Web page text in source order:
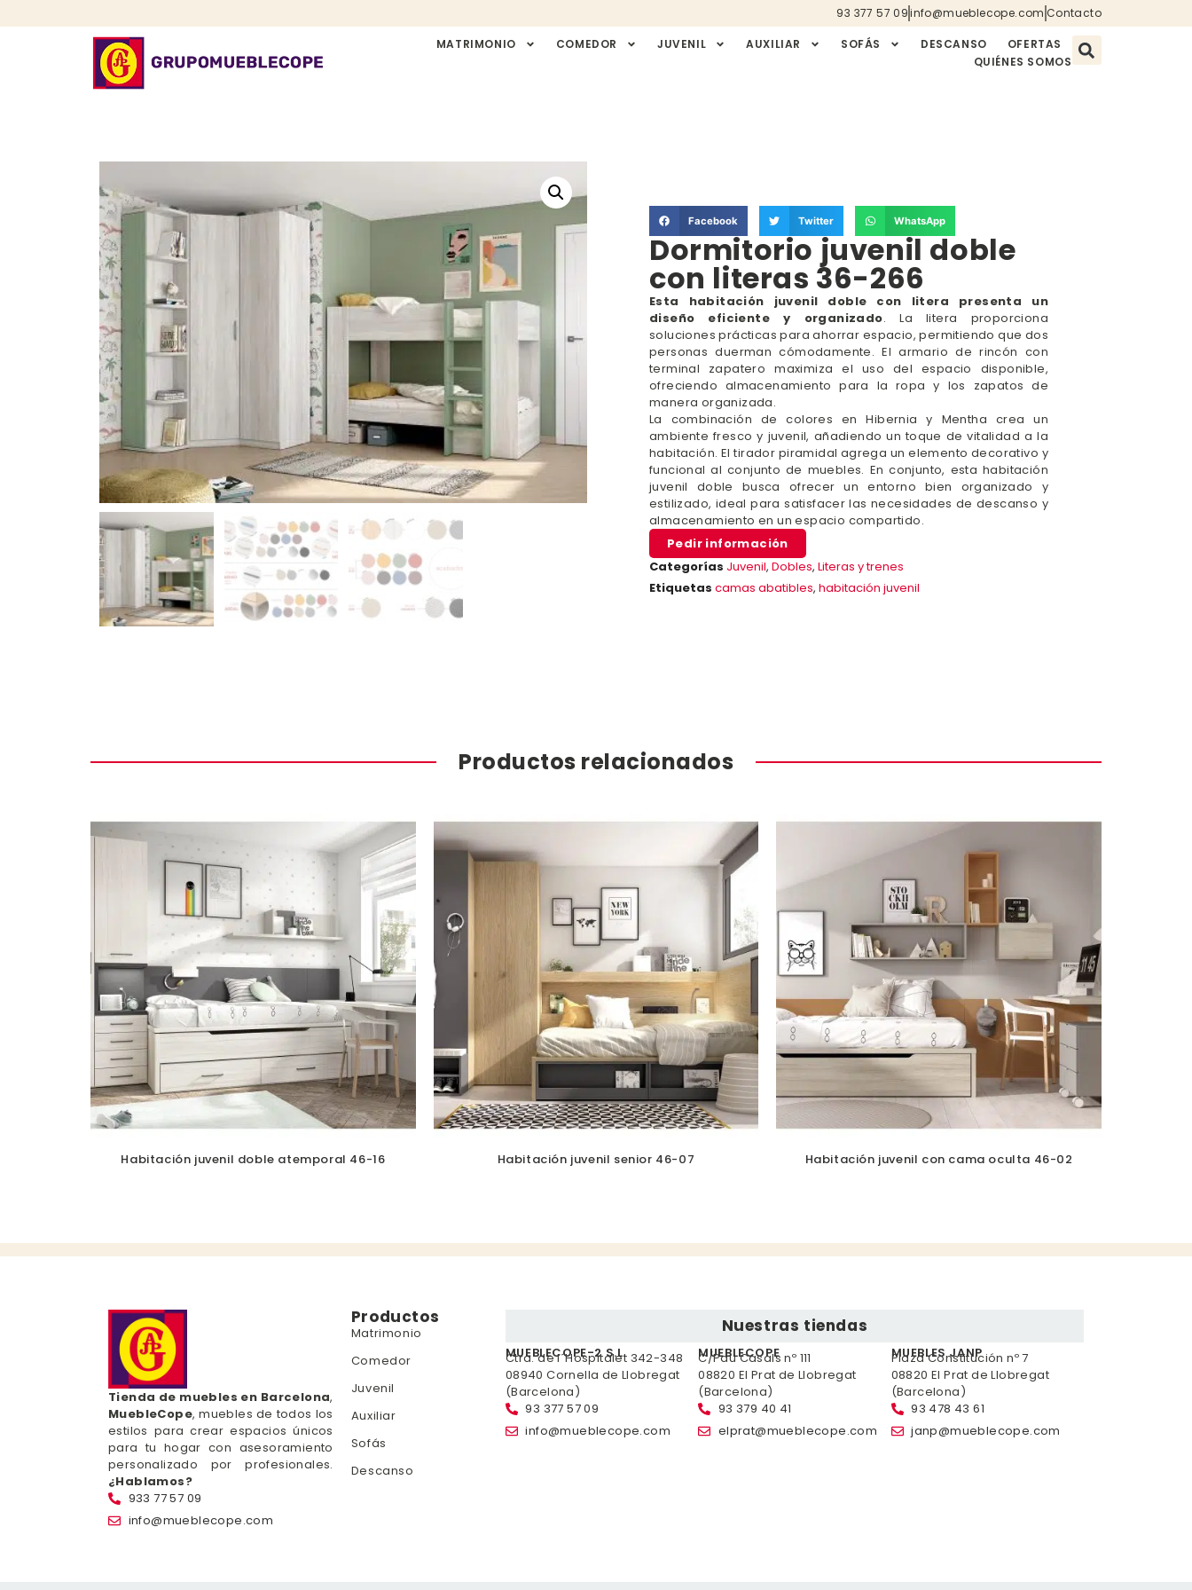
93 377 57 09info@mueblecope.com Contacto
MATRIMONIO COMEDOR JUVENIL AUXILIAR SOFÁS DESCANSO
OFERTAS
QUIÉNES SOMOS
Facebook Twitter WhatsApp
Dormitorio juvenil doble
con literas 36-266
Esta habitación juvenil doble con litera presenta un
diseño eficiente y organizado. La litera proporciona
soluciones prácticas para ahorrar espacio, permitiendo que dos
personas duerman cómodamente. El armario de rincón con
terminal zapatero maximiza el uso del espacio disponible,
ofreciendo almacenamiento para la ropa y los zapatos de
manera organizada.
La combinación de colores en Hibernia y Mentha crea un
ambiente fresco y juvenil, añadiendo un toque de vitalidad a la
habitación. El tirador piramidal agrega un elemento decorativo y
funcional al conjunto de muebles. En conjunto, esta habitación
juvenil doble busca ofrecer un entorno bien organizado y
estilizado, ideal para satisfacer las necesidades de descanso y
almacenamiento en un espacio compartido.
Pedir información
Categorías Juvenil, Dobles, Literas y trenes
Etiquetas camas abatibles, habitación juvenil
Productos relacionados
Habitación juvenil doble atemporal 46-16 Habitación juvenil senior 46-07 Habitación juvenil con cama oculta 46-02
Tienda de muebles en Barcelona,
MuebleCope, muebles de todos los
estilos para crear espacios únicos
para tu hogar con asesoramiento
personalizado por profesionales.
¿Hablamos?
933 77 57 09
info@mueblecope.com
Productos
Matrimonio
Comedor
Juvenil
Auxiliar
Sofás
Descanso
Nuestras tiendas
MUEBLECOPE-2 S.L.
Ctra. de l´Hospitalet 342-348
08940 Cornella de Llobregat
(Barcelona)
93 377 57 09
info@mueblecope.com
MUEBLECOPE
C/Pau Casals nº 111
08820 El Prat de Llobregat
(Barcelona)
93 379 40 41
elprat@mueblecope.com
MUEBLES JANP
Plaza Constitución nº 7
08820 El Prat de Llobregat
(Barcelona)
93 478 43 61
janp@mueblecope.com